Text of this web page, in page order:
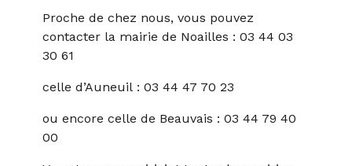
Proche de chez nous, vous pouvez
contacter la mairie de Noailles : 03 44 03
30 61
celle d’Auneuil : 03 44 47 70 23
ou encore celle de Beauvais : 03 44 79 40
00